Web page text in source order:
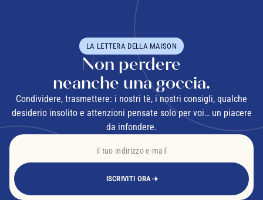
LA LETTERA DELLA MAISON
Non perdere
neanche una goccia.
Condividere, trasmettere: i nostri tè, i nostri consigli, qualche
desiderio insolito e attenzioni pensate solo per voi… un piacere
da infondere.
ISCRIVITI ORA